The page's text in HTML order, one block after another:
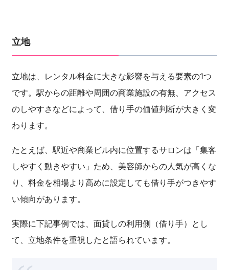
立地
立地は、レンタル料金に大きな影響を与える要素の1つ
です。駅からの距離や周囲の商業施設の有無、アクセス
のしやすさなどによって、借り手の価値判断が大きく変
わります。
たとえば、駅近や商業ビル内に位置するサロンは「集客
しやすく動きやすい」ため、美容師からの人気が高くな
り、料金を相場より高めに設定しても借り手がつきやす
い傾向があります。
実際に下記事例では、面貸しの利用側（借り手）とし
て、立地条件を重視したと語られています。